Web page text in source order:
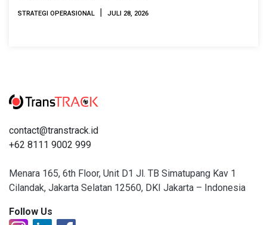
STRATEGI OPERASIONAL | JULI 28, 2026
contact@transtrack.id
+62 8111 9002 999
Menara 165, 6th Floor, Unit D1 Jl. TB Simatupang Kav 1
Cilandak, Jakarta Selatan 12560, DKI Jakarta – Indonesia
Follow Us